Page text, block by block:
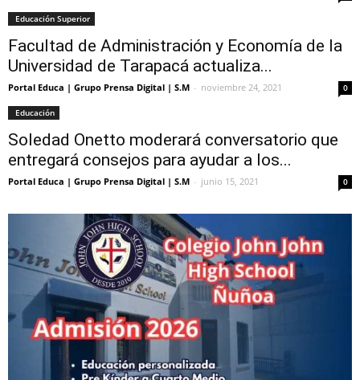
Educación Superior
Facultad de Administración y Economía de la
Universidad de Tarapacá actualiza...
Portal Educa | Grupo Prensa Digital | S.M - noviembre 24, 2021 0
Educación
Soledad Onetto moderará conversatorio que
entregará consejos para ayudar a los...
Portal Educa | Grupo Prensa Digital | S.M - junio 15, 2021 0